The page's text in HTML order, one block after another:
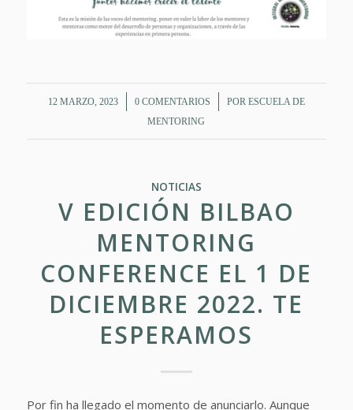
12 MARZO, 2023
/ 0 COMENTARIOS
/ POR ESCUELA DE
MENTORING
NOTICIAS
V EDICIÓN BILBAO
MENTORING
CONFERENCE EL 1 DE
DICIEMBRE 2022. TE
ESPERAMOS
Por fin ha llegado el momento de anunciarlo. Aunque